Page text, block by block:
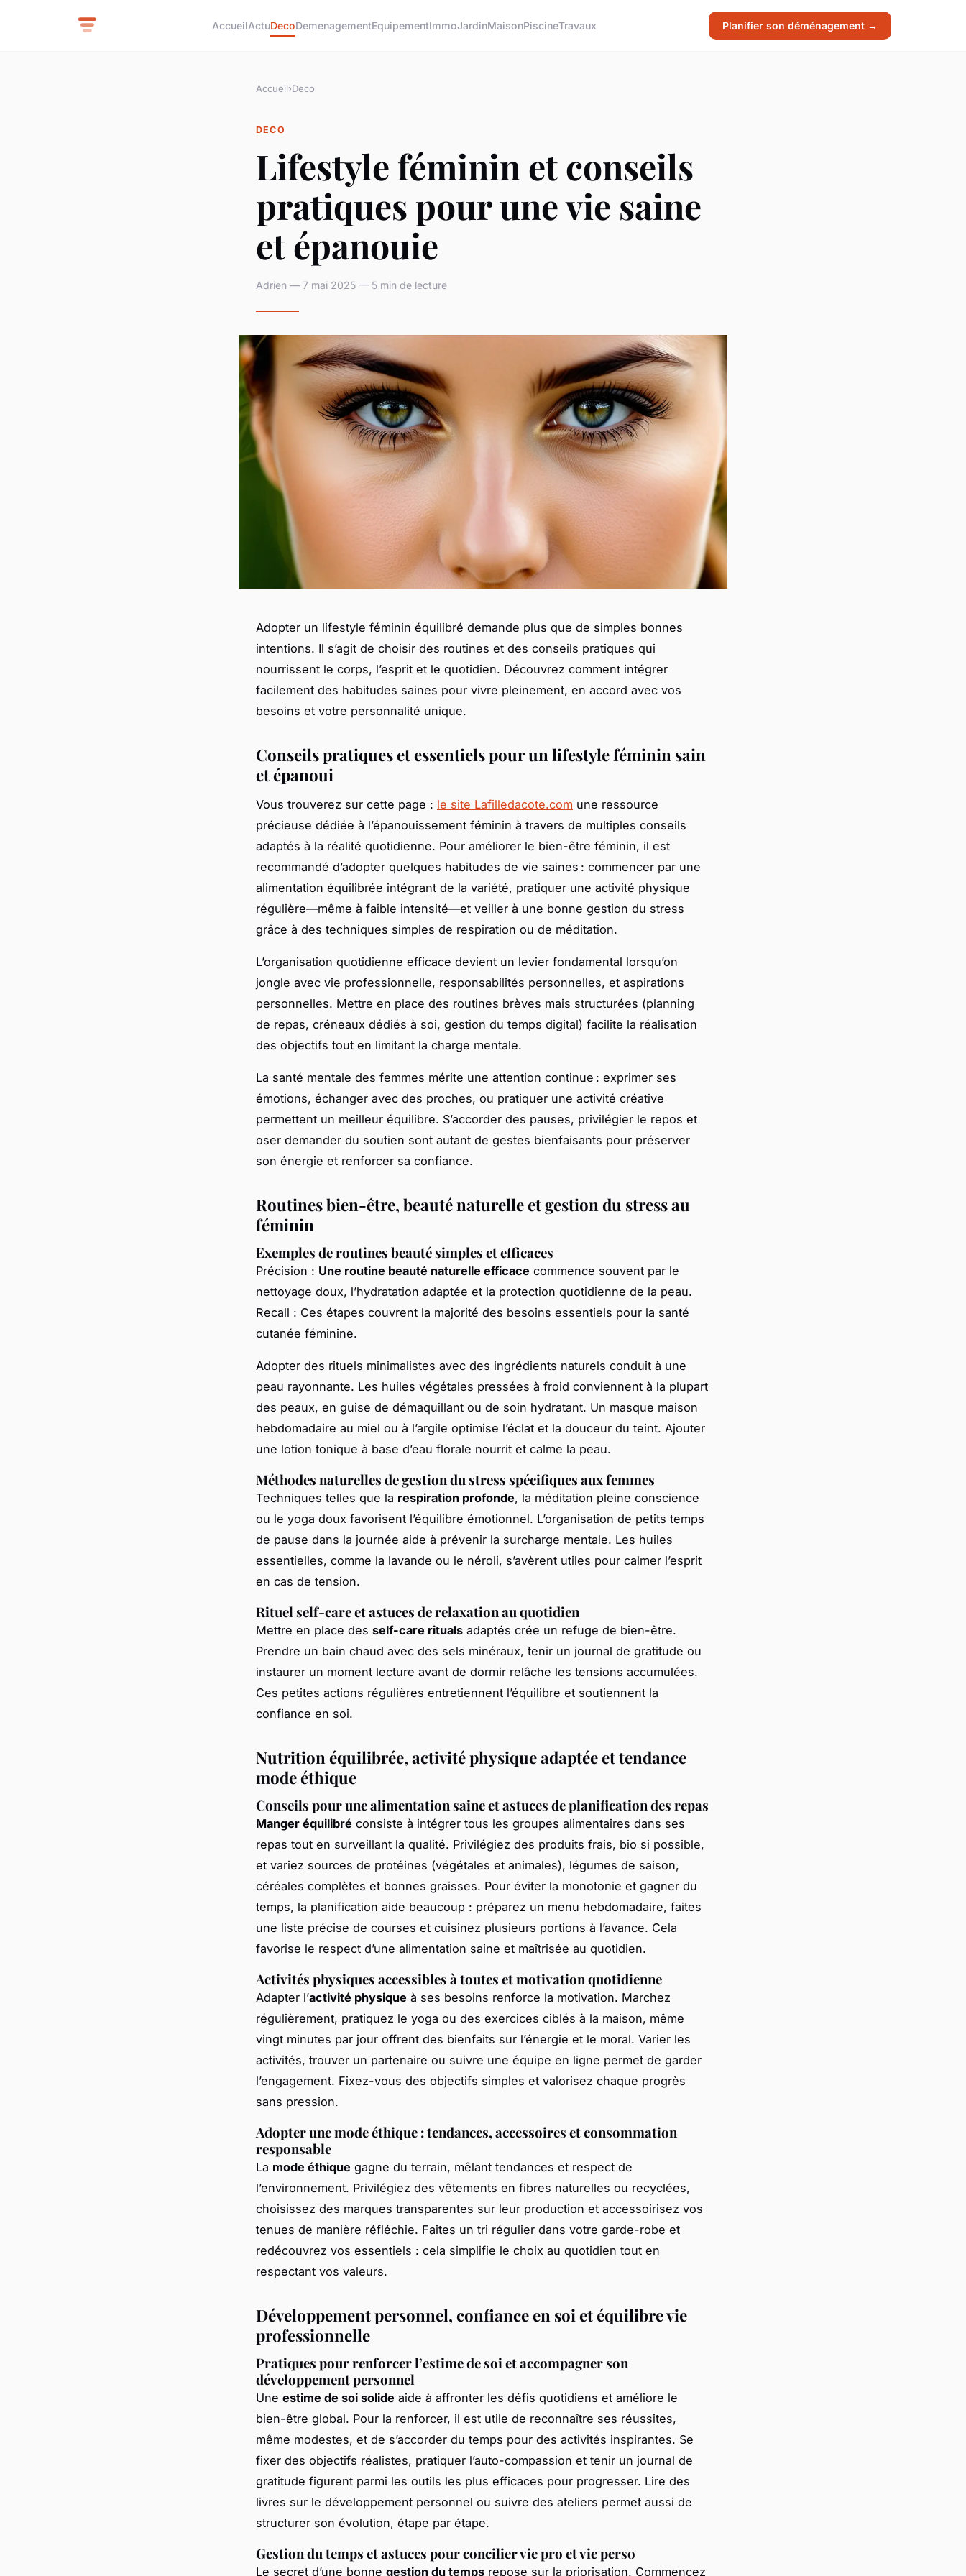
AccueilActuDecoDemenagementEquipementImmoJardinMaisonPiscineTravaux Planifier son déménagement →
Accueil›Deco
DECO
Lifestyle féminin et conseils
pratiques pour une vie saine
et épanouie
Adrien — 7 mai 2025 — 5 min de lecture
Adopter un lifestyle féminin équilibré demande plus que de simples bonnes
intentions. Il s’agit de choisir des routines et des conseils pratiques qui
nourrissent le corps, l’esprit et le quotidien. Découvrez comment intégrer
facilement des habitudes saines pour vivre pleinement, en accord avec vos
besoins et votre personnalité unique.
Conseils pratiques et essentiels pour un lifestyle féminin sain
et épanoui
Vous trouverez sur cette page : le site Lafilledacote.com une ressource
précieuse dédiée à l’épanouissement féminin à travers de multiples conseils
adaptés à la réalité quotidienne. Pour améliorer le bien-être féminin, il est
recommandé d’adopter quelques habitudes de vie saines : commencer par une
alimentation équilibrée intégrant de la variété, pratiquer une activité physique
régulière—même à faible intensité—et veiller à une bonne gestion du stress
grâce à des techniques simples de respiration ou de méditation.
L’organisation quotidienne efficace devient un levier fondamental lorsqu’on
jongle avec vie professionnelle, responsabilités personnelles, et aspirations
personnelles. Mettre en place des routines brèves mais structurées (planning
de repas, créneaux dédiés à soi, gestion du temps digital) facilite la réalisation
des objectifs tout en limitant la charge mentale.
La santé mentale des femmes mérite une attention continue : exprimer ses
émotions, échanger avec des proches, ou pratiquer une activité créative
permettent un meilleur équilibre. S’accorder des pauses, privilégier le repos et
oser demander du soutien sont autant de gestes bienfaisants pour préserver
son énergie et renforcer sa confiance.
Routines bien-être, beauté naturelle et gestion du stress au
féminin
Exemples de routines beauté simples et efficaces
Précision : Une routine beauté naturelle efficace commence souvent par le
nettoyage doux, l’hydratation adaptée et la protection quotidienne de la peau.
Recall : Ces étapes couvrent la majorité des besoins essentiels pour la santé
cutanée féminine.
Adopter des rituels minimalistes avec des ingrédients naturels conduit à une
peau rayonnante. Les huiles végétales pressées à froid conviennent à la plupart
des peaux, en guise de démaquillant ou de soin hydratant. Un masque maison
hebdomadaire au miel ou à l’argile optimise l’éclat et la douceur du teint. Ajouter
une lotion tonique à base d’eau florale nourrit et calme la peau.
Méthodes naturelles de gestion du stress spécifiques aux femmes
Techniques telles que la respiration profonde, la méditation pleine conscience
ou le yoga doux favorisent l’équilibre émotionnel. L’organisation de petits temps
de pause dans la journée aide à prévenir la surcharge mentale. Les huiles
essentielles, comme la lavande ou le néroli, s’avèrent utiles pour calmer l’esprit
en cas de tension.
Rituel self-care et astuces de relaxation au quotidien
Mettre en place des self-care rituals adaptés crée un refuge de bien-être.
Prendre un bain chaud avec des sels minéraux, tenir un journal de gratitude ou
instaurer un moment lecture avant de dormir relâche les tensions accumulées.
Ces petites actions régulières entretiennent l’équilibre et soutiennent la
confiance en soi.
Nutrition équilibrée, activité physique adaptée et tendance
mode éthique
Conseils pour une alimentation saine et astuces de planification des repas
Manger équilibré consiste à intégrer tous les groupes alimentaires dans ses
repas tout en surveillant la qualité. Privilégiez des produits frais, bio si possible,
et variez sources de protéines (végétales et animales), légumes de saison,
céréales complètes et bonnes graisses. Pour éviter la monotonie et gagner du
temps, la planification aide beaucoup : préparez un menu hebdomadaire, faites
une liste précise de courses et cuisinez plusieurs portions à l’avance. Cela
favorise le respect d’une alimentation saine et maîtrisée au quotidien.
Activités physiques accessibles à toutes et motivation quotidienne
Adapter l’activité physique à ses besoins renforce la motivation. Marchez
régulièrement, pratiquez le yoga ou des exercices ciblés à la maison, même
vingt minutes par jour offrent des bienfaits sur l’énergie et le moral. Varier les
activités, trouver un partenaire ou suivre une équipe en ligne permet de garder
l’engagement. Fixez-vous des objectifs simples et valorisez chaque progrès
sans pression.
Adopter une mode éthique : tendances, accessoires et consommation
responsable
La mode éthique gagne du terrain, mêlant tendances et respect de
l’environnement. Privilégiez des vêtements en fibres naturelles ou recyclées,
choisissez des marques transparentes sur leur production et accessoirisez vos
tenues de manière réfléchie. Faites un tri régulier dans votre garde-robe et
redécouvrez vos essentiels : cela simplifie le choix au quotidien tout en
respectant vos valeurs.
Développement personnel, confiance en soi et équilibre vie
professionnelle
Pratiques pour renforcer l’estime de soi et accompagner son
développement personnel
Une estime de soi solide aide à affronter les défis quotidiens et améliore le
bien-être global. Pour la renforcer, il est utile de reconnaître ses réussites,
même modestes, et de s’accorder du temps pour des activités inspirantes. Se
fixer des objectifs réalistes, pratiquer l’auto-compassion et tenir un journal de
gratitude figurent parmi les outils les plus efficaces pour progresser. Lire des
livres sur le développement personnel ou suivre des ateliers permet aussi de
structurer son évolution, étape par étape.
Gestion du temps et astuces pour concilier vie pro et vie perso
Le secret d’une bonne gestion du temps repose sur la priorisation. Commencez